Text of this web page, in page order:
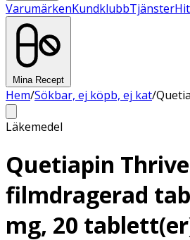
VarumärkenKundklubbTjänster
Mina Recept
Hem/Sökbar, ej köpb, ej kat/
Läkemedel
Quetiapin
filmdragerad
mg, 20